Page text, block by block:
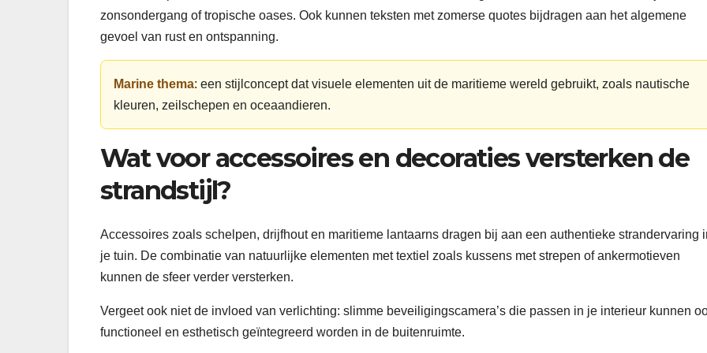
zonsondergang of tropische oases. Ook kunnen teksten met zomerse quotes bijdragen aan het algemene
gevoel van rust en ontspanning.
Marine thema: een stijlconcept dat visuele elementen uit de maritieme wereld gebruikt, zoals nautische
kleuren, zeilschepen en oceaandieren.
Wat voor accessoires en decoraties versterken de
strandstijl?
Accessoires zoals schelpen, drijfhout en maritieme lantaarns dragen bij aan een authentieke strandervaring
je tuin. De combinatie van natuurlijke elementen met textiel zoals kussens met strepen of ankermotieven
kunnen de sfeer verder versterken.
Vergeet ook niet de invloed van verlichting: slimme beveiligingscamera’s die passen in je interieur kunnen
functioneel en esthetisch geïntegreerd worden in de buitenruimte.